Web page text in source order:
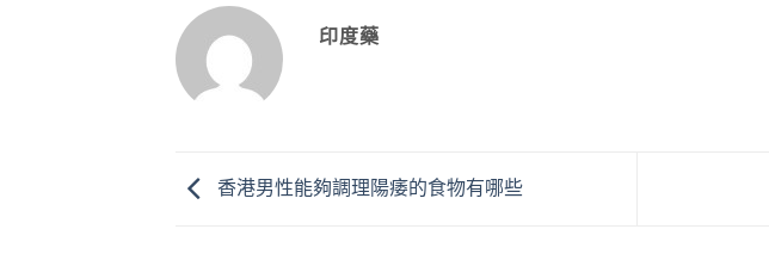
印度藥
香港男性能夠調理陽痿的食物有哪些